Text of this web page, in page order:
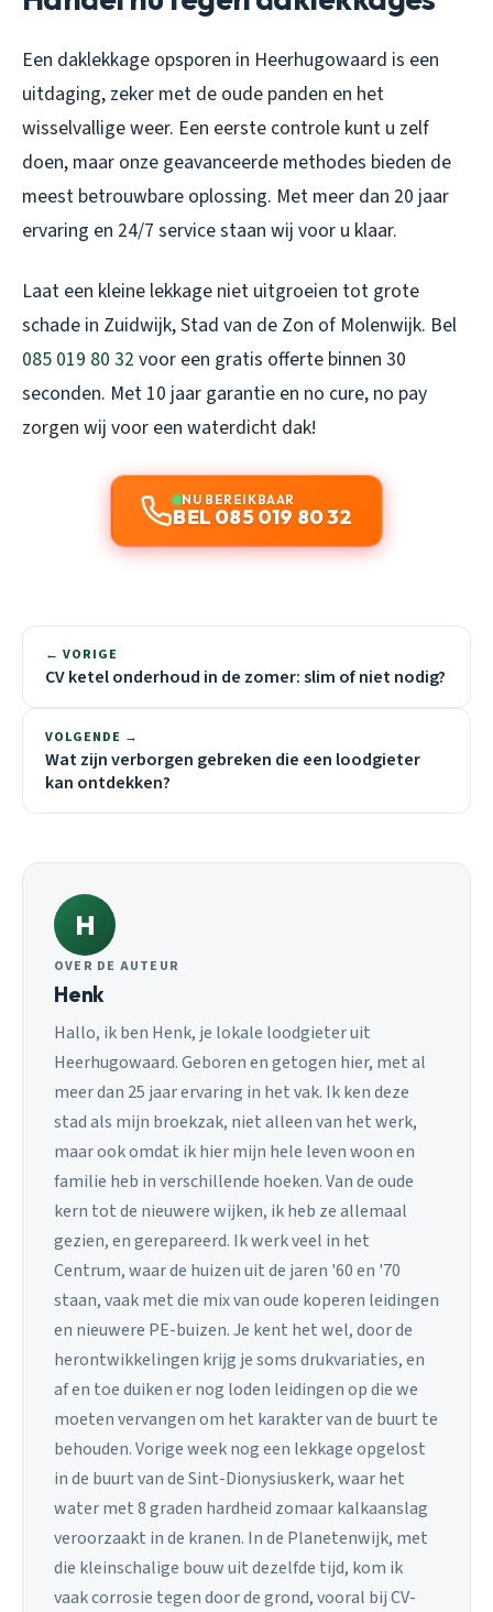
Een daklekkage opsporen in Heerhugowaard is een
uitdaging, zeker met de oude panden en het
wisselvallige weer. Een eerste controle kunt u zelf
doen, maar onze geavanceerde methodes bieden de
meest betrouwbare oplossing. Met meer dan 20 jaar
ervaring en 24/7 service staan wij voor u klaar.
Laat een kleine lekkage niet uitgroeien tot grote
schade in Zuidwijk, Stad van de Zon of Molenwijk. Bel
085 019 80 32 voor een gratis offerte binnen 30
seconden. Met 10 jaar garantie en no cure, no pay
zorgen wij voor een waterdicht dak!
NU BEREIKBAAR
BEL 085 019 80 32
← VORIGE
CV ketel onderhoud in de zomer: slim of niet nodig?
VOLGENDE →
Wat zijn verborgen gebreken die een loodgieter
kan ontdekken?
H
OVER DE AUTEUR
Henk
Hallo, ik ben Henk, je lokale loodgieter uit
Heerhugowaard. Geboren en getogen hier, met al
meer dan 25 jaar ervaring in het vak. Ik ken deze
stad als mijn broekzak, niet alleen van het werk,
maar ook omdat ik hier mijn hele leven woon en
familie heb in verschillende hoeken. Van de oude
kern tot de nieuwere wijken, ik heb ze allemaal
gezien, en gerepareerd. Ik werk veel in het
Centrum, waar de huizen uit de jaren '60 en '70
staan, vaak met die mix van oude koperen leidingen
en nieuwere PE-buizen. Je kent het wel, door de
herontwikkelingen krijg je soms drukvariaties, en
af en toe duiken er nog loden leidingen op die we
moeten vervangen om het karakter van de buurt te
behouden. Vorige week nog een lekkage opgelost
in de buurt van de Sint-Dionysiuskerk, waar het
water met 8 graden hardheid zomaar kalkaanslag
veroorzaakt in de kranen. In de Planetenwijk, met
die kleinschalige bouw uit dezelfde tijd, kom ik
vaak corrosie tegen door de grond, vooral bij CV-